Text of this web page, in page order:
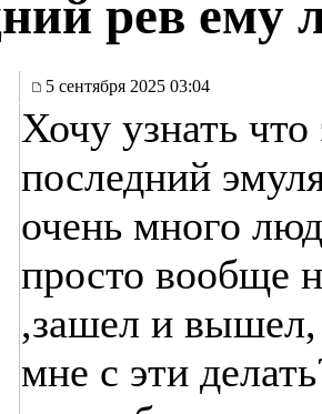
рев ему
5 сентября 2025 03:04
Хочу узнать
последний
очень много
просто вообще
,зашел и вышел,
мне с эти